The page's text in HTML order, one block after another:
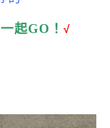
起GO！ √